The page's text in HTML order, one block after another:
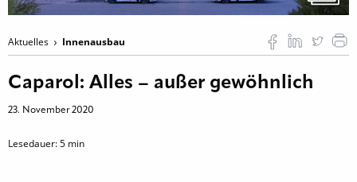
Aktuelles Innenausbau
Caparol: Alles – außer gewöhnlich
23. November 2020
Lesedauer:5 min